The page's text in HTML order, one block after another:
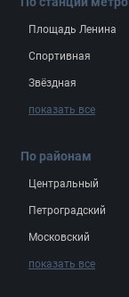
Площадь Ленина
Спортивная
Звёздная
показать все
По районам
Центральный
Петроградский
Московский
показать все